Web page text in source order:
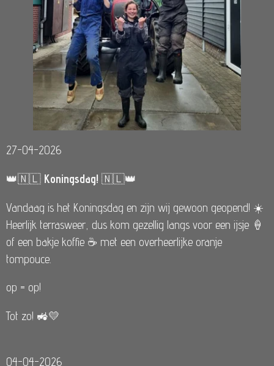
27-04-2026
👑🇳🇱 Koningsdag! 🇳🇱👑
Vandaag is het Koningsdag en zijn wij gewoon geopend! ☀️
Heerlijk terrasweer, dus kom gezellig langs voor een ijsje 🍦
of een bakje koffie ☕ met een overheerlijke oranje
tompouce.
op = op!
Tot zo! 🚜💛
04-04-2026